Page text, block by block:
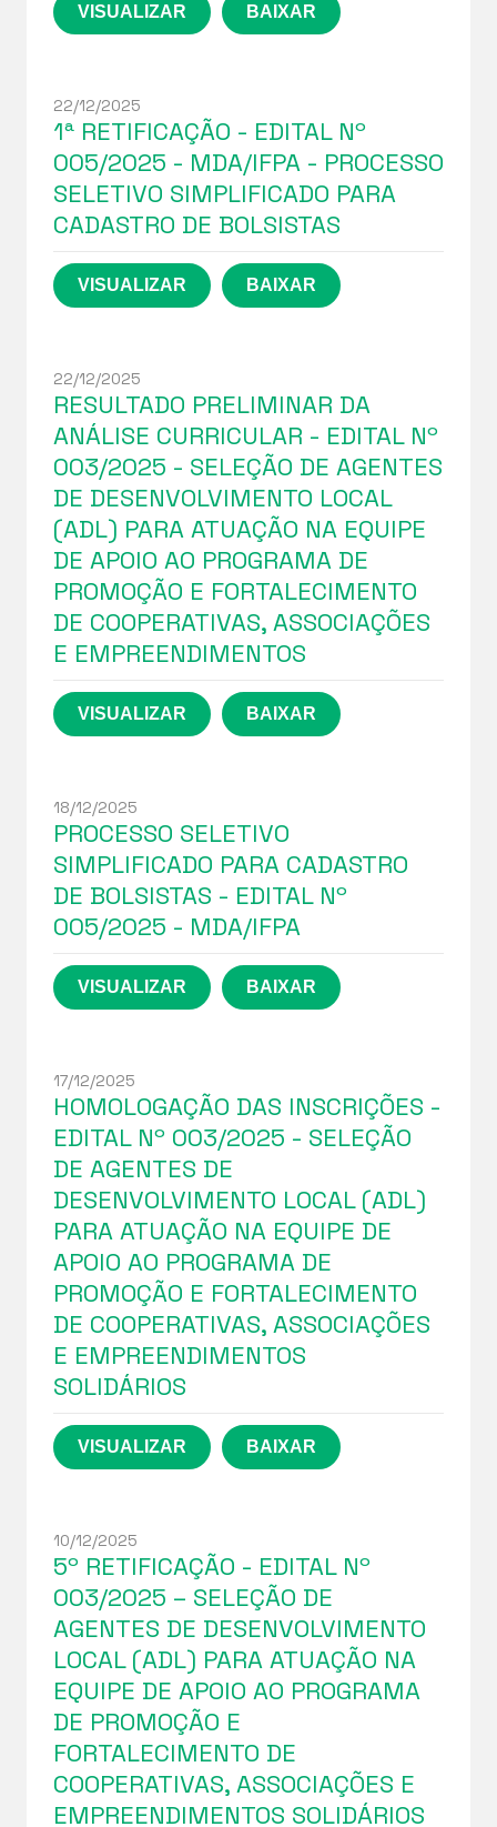
22/12/2025
1ª RETIFICAÇÃO - EDITAL Nº
005/2025 - MDA/IFPA - PROCESSO
SELETIVO SIMPLIFICADO PARA
CADASTRO DE BOLSISTAS
22/12/2025
RESULTADO PRELIMINAR DA
ANÁLISE CURRICULAR - EDITAL Nº
003/2025 - SELEÇÃO DE AGENTES
DE DESENVOLVIMENTO LOCAL
(ADL) PARA ATUAÇÃO NA EQUIPE
DE APOIO AO PROGRAMA DE
PROMOÇÃO E FORTALECIMENTO
DE COOPERATIVAS, ASSOCIAÇÕES
E EMPREENDIMENTOS
18/12/2025
PROCESSO SELETIVO
SIMPLIFICADO PARA CADASTRO
DE BOLSISTAS - EDITAL Nº
005/2025 - MDA/IFPA
17/12/2025
HOMOLOGAÇÃO DAS INSCRIÇÕES -
EDITAL Nº 003/2025 - SELEÇÃO
DE AGENTES DE
DESENVOLVIMENTO LOCAL (ADL)
PARA ATUAÇÃO NA EQUIPE DE
APOIO AO PROGRAMA DE
PROMOÇÃO E FORTALECIMENTO
DE COOPERATIVAS, ASSOCIAÇÕES
E EMPREENDIMENTOS
SOLIDÁRIOS
10/12/2025
5º RETIFICAÇÃO - EDITAL Nº
003/2025 – SELEÇÃO DE
AGENTES DE DESENVOLVIMENTO
LOCAL (ADL) PARA ATUAÇÃO NA
EQUIPE DE APOIO AO PROGRAMA
DE PROMOÇÃO E
FORTALECIMENTO DE
COOPERATIVAS, ASSOCIAÇÕES E
EMPREENDIMENTOS SOLIDÁRIOS